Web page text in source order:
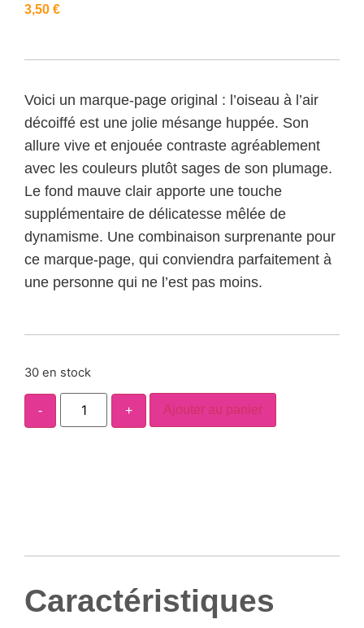
3,50 €
Voici un marque-page original : l’oiseau à l’air
décoiffé est une jolie mésange huppée. Son
allure vive et enjouée contraste agréablement
avec les couleurs plutôt sages de son plumage.
Le fond mauve clair apporte une touche
supplémentaire de délicatesse mêlée de
dynamisme. Une combinaison surprenante pour
ce marque-page, qui conviendra parfaitement à
une personne qui ne l’est pas moins.
30 en stock
- + Ajouter au panier
Caractéristiques